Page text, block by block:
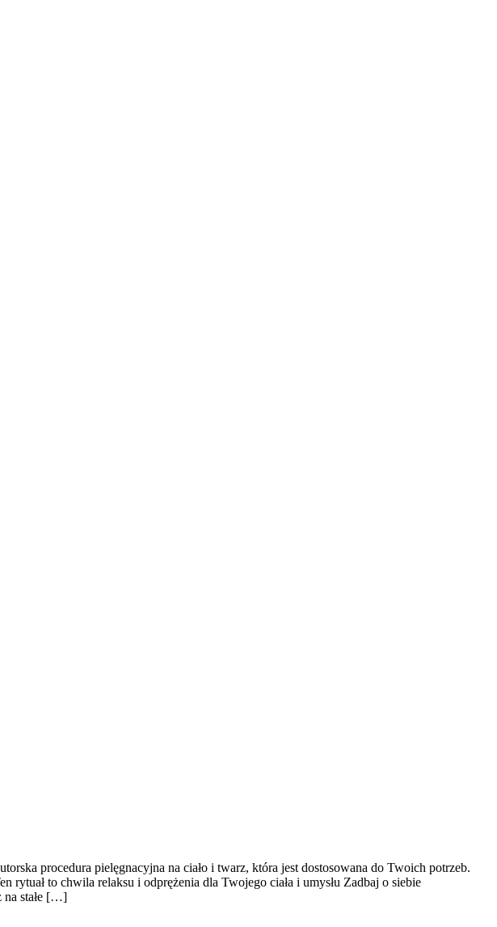
procedura pielęgnacyjna na ciało i twarz, która jest dostosowana do Twoich potrzeb.
to chwila relaksu i odprężenia dla Twojego ciała i umysłu Zadbaj o siebie
na stałe […]